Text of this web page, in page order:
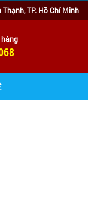
TP. Hồ Chí Minh